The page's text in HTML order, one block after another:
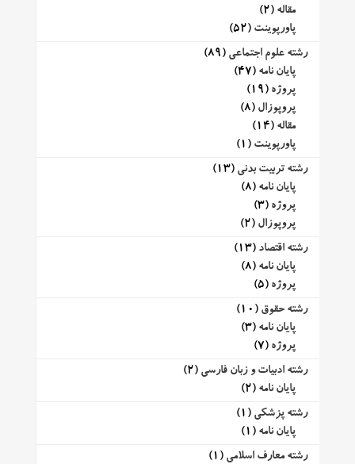
مقاله (2)
پاورپوینت (52)
رشته علوم اجتماعی (89)
پایان نامه (47)
پروژه (19)
پروپوزال (8)
مقاله (14)
پاورپوینت (1)
رشته تربیت بدنی (13)
پایان نامه (8)
پروژه (3)
پروپوزال (2)
رشته اقتصاد (13)
پایان نامه (8)
پروژه (5)
رشته حقوق (10)
پایان نامه (3)
پروژه (7)
رشته ادبیات و زبان فارسی (2)
پایان نامه (2)
رشته پزشکی (1)
پایان نامه (1)
رشته معارف اسلامی (1)